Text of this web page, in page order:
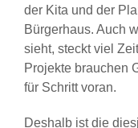
der Kita und der
Bürgerhaus. Auch
sieht, steckt viel
Projekte brauchen
für Schritt voran.
Deshalb ist die